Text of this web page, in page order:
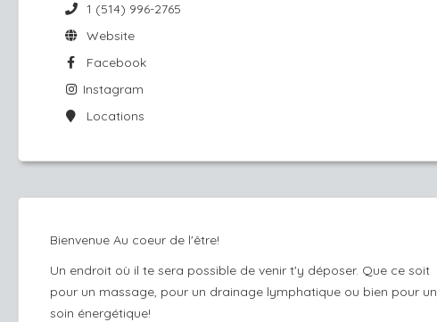
1 (514) 996-2765
Website
Facebook
Instagram
Locations
Bienvenue Au coeur de l'être!
Un endroit où il te sera possible de venir t'y déposer. Que ce soit
pour un massage, pour un drainage lymphatique ou bien pour un
soin énergétique!